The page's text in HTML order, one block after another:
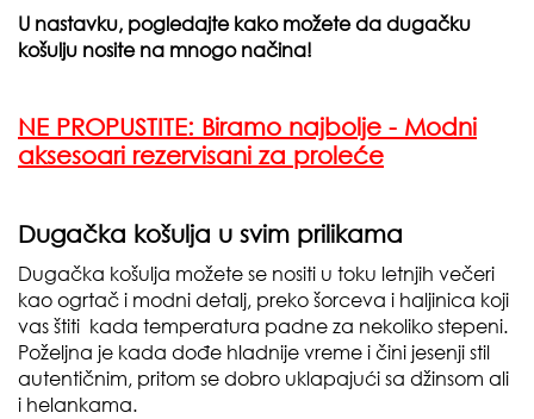
U nastavku, pogledajte kako možete da dugačku
košulju nosite na mnogo načina!
NE PROPUSTITE: Biramo najbolje - Modni
aksesoari rezervisani za proleće
Dugačka košulja u svim prilikama
Dugačka košulja možete se nositi u toku letnjih večeri
kao ogrtač i modni detalj, preko šorceva i haljinica koji
vas štiti kada temperatura padne za nekoliko stepeni.
Poželjna je kada dođe hladnije vreme i čini jesenji stil
autentičnim, pritom se dobro uklapajući sa džinsom ali
i helankama.